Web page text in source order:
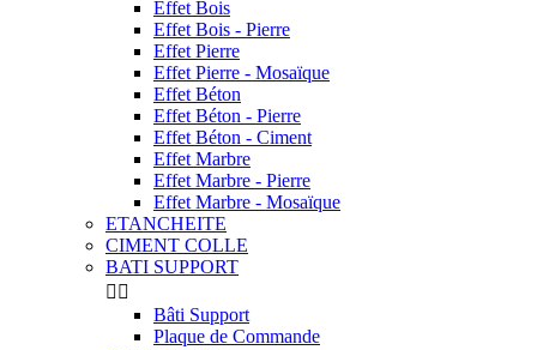
Effet Bois
Effet Bois - Pierre
Effet Pierre
Effet Pierre - Mosaïque
Effet Béton
Effet Béton - Pierre
Effet Béton - Ciment
Effet Marbre
Effet Marbre - Pierre
Effet Marbre - Mosaïque
ETANCHEITE
CIMENT COLLE
BATI SUPPORT
 
Bâti Support
Plaque de Commande